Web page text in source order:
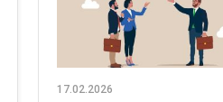
17.02.2026